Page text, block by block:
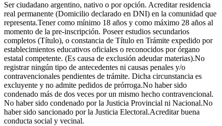
Ser ciudadano argentino, nativo o por opción. Acreditar residencia
real permanente (Domicilio declarado en DNI) en la comunidad que
representa.Tener como mínimo 18 años y como máximo 28 años al
momento de la pre-inscripción. Poseer estudios secundarios
completos (Título), o constancia de Título en Trámite expedido por
establecimientos educativos oficiales o reconocidos por órgano
estatal competente. (Es causa de exclusión adeudar materias).No
registrar ningún tipo de antecedentes ni causas penales y/o
contravencionales pendientes de trámite. Dicha circunstancia es
excluyente y no admite pedidos de prórroga.No haber sido
condenado más de dos veces por un mismo hecho contravencional.
No haber sido condenado por la Justicia Provincial ni Nacional.No
haber sido sancionado por la Justicia Electoral.Acreditar buena
conducta social y vecinal.